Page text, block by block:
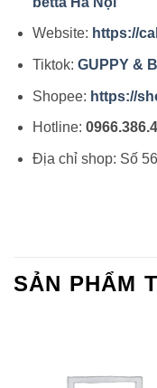
Website: https://
Tiktok: GUPPY &
Shopee: https://
Hotline:
Địa chỉ shop: Số
SẢN PHẨM